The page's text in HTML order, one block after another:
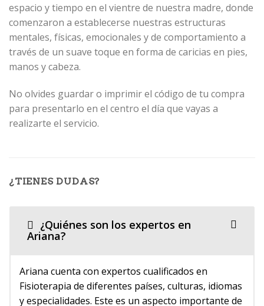
espacio y tiempo en el vientre de nuestra madre, donde
comenzaron a establecerse nuestras estructuras
mentales, físicas, emocionales y de comportamiento a
través de un suave toque en forma de caricias en pies,
manos y cabeza.
No olvides guardar o imprimir el código de tu compra
para presentarlo en el centro el día que vayas a
realizarte el servicio.
¿TIENES DUDAS?
¿Quiénes son los expertos en
Ariana?
Ariana cuenta con expertos cualificados en
Fisioterapia de diferentes países, culturas, idiomas
y especialidades. Este es un aspecto importante de